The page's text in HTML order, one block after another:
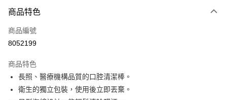
信用卡一次付款
信用卡分期付款
合作金庫商業銀行
華南商業銀行
彰化商業銀行
上海商業儲蓄銀行
台北富邦商業銀行
6 期 0 利率 每期
華南商業銀行
彰化商業銀行
超商取貨付款
商品特色
商品編號
8052199
商品特色
長照、醫療機構品質的口腔清潔棒。
衛生的獨立包裝，使用後立即丟棄。